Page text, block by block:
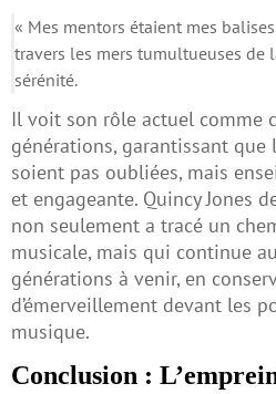
« Mes mentors étaient mes
travers les mers tumultueuses de
sérénité.
Il voit son rôle actuel comme
générations, garantissant que
soient pas oubliées, mais
et engageante. Quincy Jones
non seulement a tracé un
musicale, mais qui continue
générations à venir, en
d’émerveillement devant les
musique.
Conclusion :